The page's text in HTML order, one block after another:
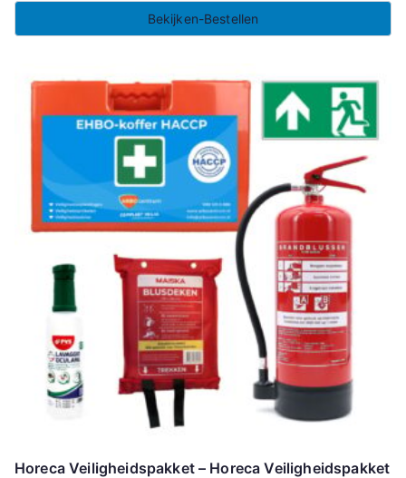
Bekijken-Bestellen
Horeca Veiligheidspakket – Horeca Veiligheidspakket